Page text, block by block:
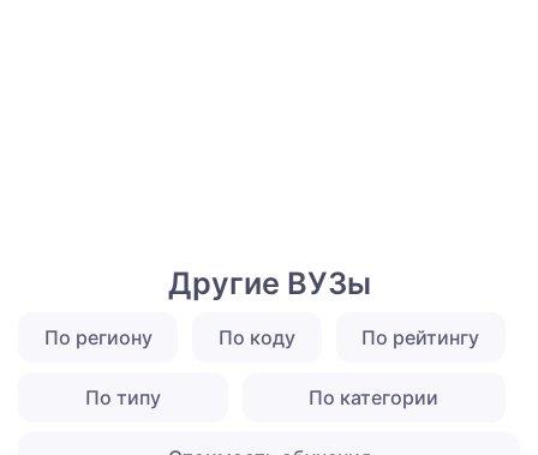
Другие ВУЗы
По региону По коду По рейтингу
По типу По категории